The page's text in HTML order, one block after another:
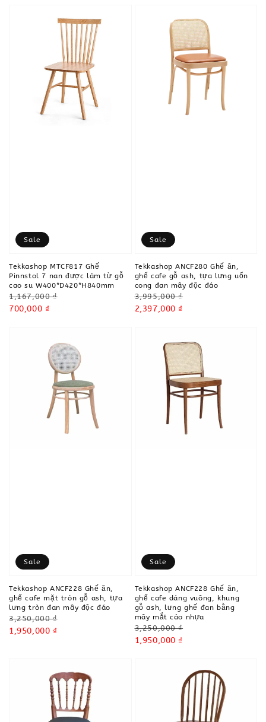
Sale
Tekkashop MTCF817 Ghế
Pinnstol 7 nan được làm từ gỗ
cao su W400*D420*H840mm
Regular
price
1,167,000 ₫
Sale
700,000 ₫
Sale
Tekkashop ANCF280 Ghế ăn,
ghế cafe gỗ ash, tựa lưng uốn
cong đan mây độc đáo
Regular
price
3,995,000 ₫
Sale
2,397,000 ₫
Sale
Tekkashop ANCF228 Ghế ăn,
ghế cafe mặt tròn gỗ ash, tựa
lưng tròn đan mây độc đáo
Regular
price
3,250,000 ₫
Sale
1,950,000 ₫
Sale
Tekkashop ANCF228 Ghế ăn,
ghế cafe dáng vuông, khung
gỗ ash, lưng ghế đan bằng
mây mắt cáo nhựa
Regular
price
3,250,000 ₫
Sale
1,950,000 ₫